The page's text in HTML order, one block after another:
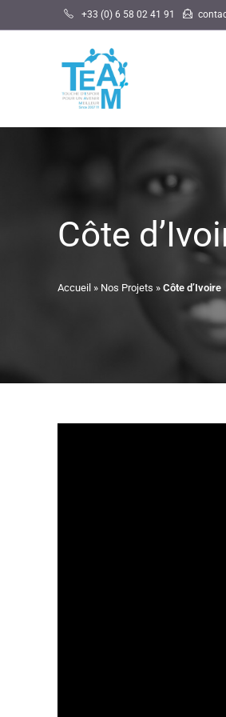
to
+33 (0) 6 58 02 41 91
Côte
Accueil » Nos Projets » Côte d’Ivoire